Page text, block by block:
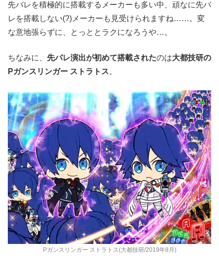
先バレを積極的に搭載するメーカーも多い中、頑なに先バ
レを搭載しない(?)メーカーも見受けられますね……。変
な意地張らずに、とっととラクになろうや…。
ちなみに、 先バレ演出が初めて搭載されたのは大都技研の
Pガンスリンガー ストラトス。
Pガンスリンガー ストラトス(大都技研/2019年8月)